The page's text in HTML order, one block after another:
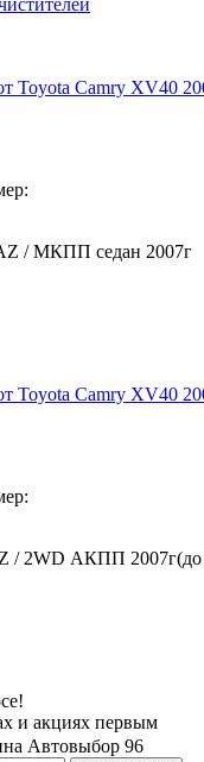
Toyota Camry XV40
/ МКПП седан 2007г
Toyota Camry XV40
/ 2WD АКПП 2007г(до
и акциях первым
Автовыбор 96